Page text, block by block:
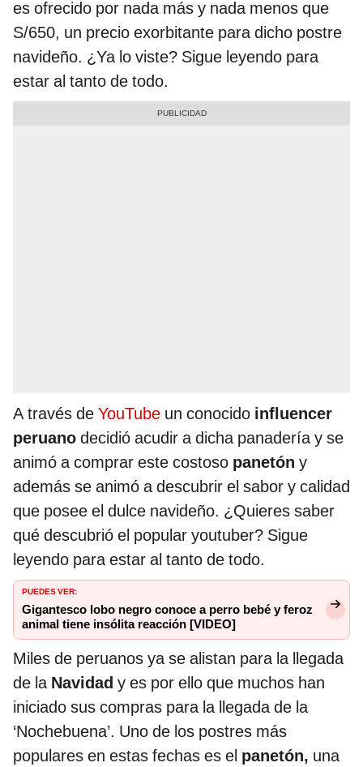
es ofrecido por nada más y nada menos que
S/650, un precio exorbitante para dicho postre
navideño. ¿Ya lo viste? Sigue leyendo para
estar al tanto de todo.
A través de YouTube un conocido influencer
peruano decidió acudir a dicha panadería y se
animó a comprar este costoso panetón y
además se animó a descubrir el sabor y calidad
que posee el dulce navideño. ¿Quieres saber
qué descubrió el popular youtuber? Sigue
leyendo para estar al tanto de todo.
PUEDES VER:
Gigantesco lobo negro conoce a perro bebé y feroz
animal tiene insólita reacción [VIDEO]
Miles de peruanos ya se alistan para la llegada
de la Navidad y es por ello que muchos han
iniciado sus compras para la llegada de la
‘Nochebuena’. Uno de los postres más
populares en estas fechas es el panetón, una